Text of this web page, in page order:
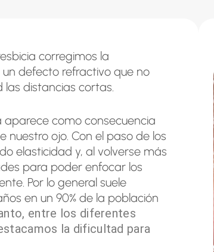
corregimos la
defecto refractivo que no
distancias cortas.
como consecuencia
nuestro ojo. Con el paso de los
elasticidad y, al volverse más
para poder enfocar los
Por lo general suele
en un 90% de la población
entre los diferentes
la dificultad para